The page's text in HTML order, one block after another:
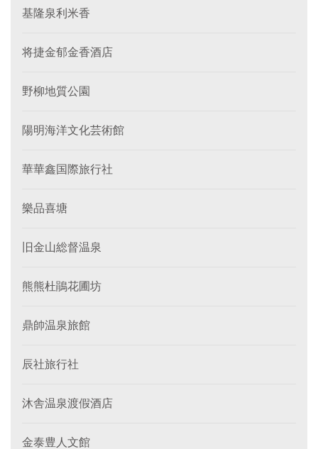
基隆泉利米香
将捷金郁金香酒店
野柳地質公園
陽明海洋文化芸術館
華華鑫国際旅行社
樂品喜塘
旧金山総督温泉
熊熊杜鵑花圃坊
鼎帥温泉旅館
辰社旅行社
沐舎温泉渡假酒店
金泰豊人文館